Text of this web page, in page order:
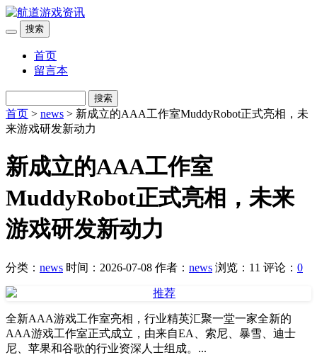
搜索
首页
留言本
搜索
首页 > news > 新成立的AAA工作室MuddyRobot正式亮相，未
来游戏研发新动力
新成立的AAA工作室
MuddyRobot正式亮相，未来
游戏研发新动力
分类： news 时间：2026-07-08 作者： news 浏览：11 评论： 0
全新AAA游戏工作室亮相，行业精英汇聚一堂一家全新的
AAA游戏工作室正式成立，由来自EA、索尼、暴雪、迪士
尼、苹果和谷歌的行业资深人士组成。...